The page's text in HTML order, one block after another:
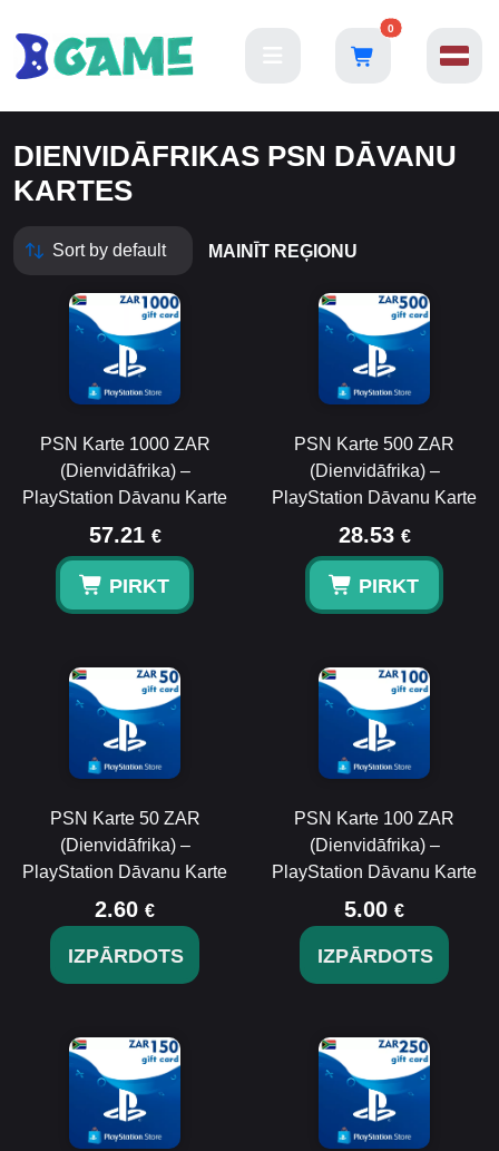
0
DIENVIDĀFRIKAS PSN DĀVANU
KARTES
MAINĪT REĢIONU
PSN Karte 1000 ZAR
(Dienvidāfrika) –
PlayStation Dāvanu Karte
57.21 €
PIRKT
PSN Karte 500 ZAR
(Dienvidāfrika) –
PlayStation Dāvanu Karte
28.53 €
PIRKT
PSN Karte 50 ZAR
(Dienvidāfrika) –
PlayStation Dāvanu Karte
2.60 €
IZPĀRDOTS
PSN Karte 100 ZAR
(Dienvidāfrika) –
PlayStation Dāvanu Karte
5.00 €
IZPĀRDOTS